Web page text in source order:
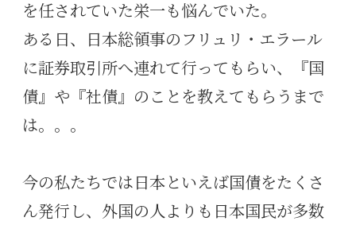
を任されていた栄一も悩んでいた。
ある日、日本総領事のフリュリ・エラール
に証券取引所へ連れて行ってもらい、『国
債』や『社債』のことを教えてもらうまで
は。。。
今の私たちでは日本といえば国債をたくさ
ん発行し、外国の人よりも日本国民が多数